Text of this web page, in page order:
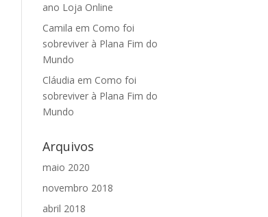
ano Loja Online
Camila em Como foi
sobreviver à Plana Fim do
Mundo
Cláudia em Como foi
sobreviver à Plana Fim do
Mundo
Arquivos
maio 2020
novembro 2018
abril 2018